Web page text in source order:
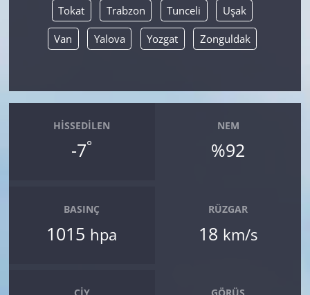
Tokat Trabzon Tunceli Uşak
Van Yalova Yozgat Zonguldak
HISSEDILEN
-7°
NEM
%92
BASINÇ
1015 hpa
RÜZGAR
18 km/s